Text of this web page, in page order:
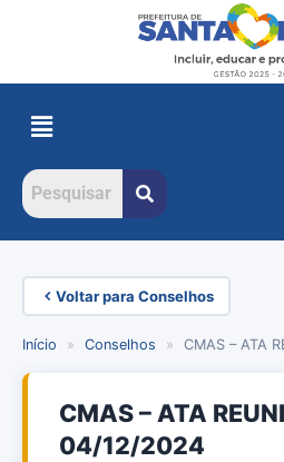
Voltar para Conselhos
Início » Conselhos » CMAS – ATA
CMAS – ATA
04/12/2024